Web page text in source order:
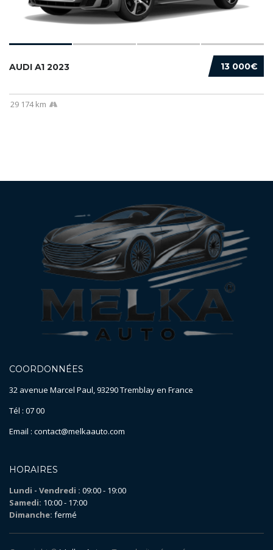
13 000€
AUDI A1 2023
29 174 km
COORDONNÉES
32 avenue Marcel Paul, 93290 Tremblay en France
Tél : 07 00
Email : contact@melkaauto.com
HORAIRES
Lundi - Vendredi : 09:00 - 19:00
Samedi: 10:00 - 17:00
Dimanche: fermé